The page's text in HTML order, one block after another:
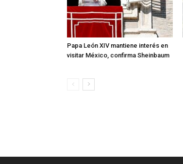
Papa León XIV mantiene interés en
visitar México, confirma Sheinbaum